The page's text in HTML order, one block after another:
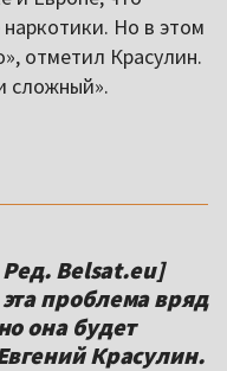
Но в этом
отметил Красулин.
сложный».
Ред. Belsat.eu]
проблема вряд
она будет
Красулин.